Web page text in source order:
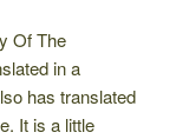
Of The
in a
has translated
It is a little